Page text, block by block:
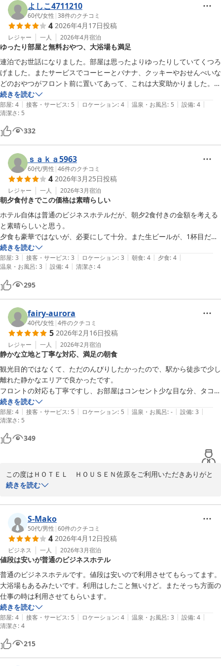
よしこ4711210
60代/女性 |38件のクチコミ
4 2026年4月17日投稿
レジャー 一人 2026年4月宿泊
ゆったり部屋と無料おやつ、大浴場も満足
連泊でお世話になりました。部屋は思ったよりゆったりしていてくつろ
げました。またサービスでコーヒーとバナナ、クッキーやおせんべいな
どのおやつがフロント前に置いてあって、これは大変助かりました。最
初の日は工事中で大浴場が使えませんでしたが、翌日は利用させてもら
いました。部屋のお風呂は狭いのですが、大浴場は広くてお湯もたっぷ
りで気持ち良いです。女性用と男性用の時間が決まっていて、女性用の
時は鍵がかかっているのでフロントに申し出て鍵を開けてもらうという
システムです。
ホテルは駅から歩いたら10分ちょっとかかりますが、値段とこのサー
ビスで満足です。
続きを読む
部屋: 4 | 接客・サービス: 5 | ロケーション: 4 | 温泉・お風呂: 5 | 設備: 4 |
清潔さ: 5
332
ｓａｋａ5963
60代/男性 |46件のクチコミ
4 2026年3月25日投稿
レジャー 一人 2026年3月宿泊
朝夕食付きでこの価格は素晴らしい
ホテル自体は普通のビジネスホテルだが、朝夕2食付きの金額を考える
と素晴らしいと思う。
夕食も豪華ではないが、必要にして十分。また生ビールが、1杯目だけ
350円だったのもうれしい。
朝食も普通だが金額を考えれば満足だ。また、フロント前にはお菓子や
バナナ、コーヒーなどが無料で
おかれているのもうれしいサービスだ。
続きを読む
部屋: 3 | 接客・サービス: 3 | ロケーション: 3 | 朝食: 4 | 夕食: 4 |
温泉・お風呂: 3 | 設備: 4 | 清潔さ: 4
295
fairy-aurora
40代/女性 |4件のクチコミ
5 2026年2月16日投稿
レジャー 一人 2026年2月宿泊
静かな立地と丁寧な対応、満足の朝食
観光目的ではなくて、ただのんびりしたかったので、駅から徒歩で少し
離れた静かなエリアで良かったです。
フロントの対応も丁寧ですし、お部屋はコンセント少な目な分、タコ足
プラグをおいてくれているので十分でした。
朝ごはんもお手頃でボリュームがあって満足です。
続きを読む
部屋: 4 | 接客・サービス: 5 | ロケーション: 5 | 温泉・お風呂: - | 設備: 3 |
清潔さ: 5
349
この度はＨＯＴＥＬ　ＨＯＵＳＥＮ佐原をご利用いただきありがと
うございます。立地に関しまして駅から離れてご不便おかけしまし
またお部屋では、延長コードご活用いただけ良かったです。更に朝
食も、ご満足いただけスタッフ一同嬉しく思います。またのご利用
心よりお待ちしております。
ＨＯＴＥＬ　ＨＯＵＳＥＮ　佐原
フロント　野口
ＨＯＴＥＬ ＨＯＵＳＥＮ ホテル朋泉＜千葉県＞
2026-04-01
続きを読む
S-Mako
50代/男性 |60件のクチコミ
4 2026年4月12日投稿
ビジネス 一人 2026年3月宿泊
値段は安いが普通のビジネスホテル
普通のビジネスホテルです。値段は安いので利用させてもらってます。
大浴場もあるみたいです。利用はしたこと無いけど。またそっち方面の
仕事の時は利用させてもらいます。
続きを読む
部屋: 4 | 接客・サービス: 5 | ロケーション: 4 | 温泉・お風呂: 3 | 設備: 4 |
清潔さ: 4
215